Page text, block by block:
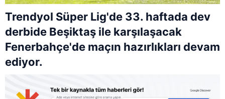
Trendyol Süper Lig'de 33. haftada dev
derbide Beşiktaş ile karşılaşacak
Fenerbahçe'de maçın hazırlıkları devam
ediyor.